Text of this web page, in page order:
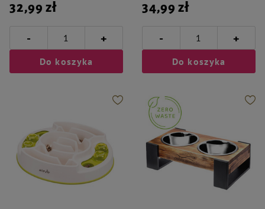
32,99 zł
- +
Do koszyka
34,99 zł
- +
Do koszyka